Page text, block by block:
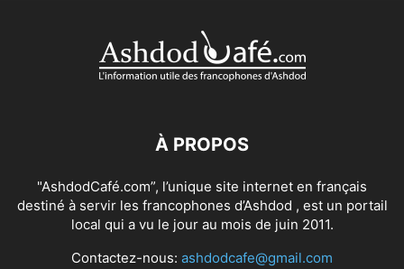
À PROPOS
"AshdodCafé.com”, l’unique site internet en français
destiné à servir les francophones d’Ashdod , est un portail
local qui a vu le jour au mois de juin 2011.
Contactez-nous: ashdodcafe@gmail.com